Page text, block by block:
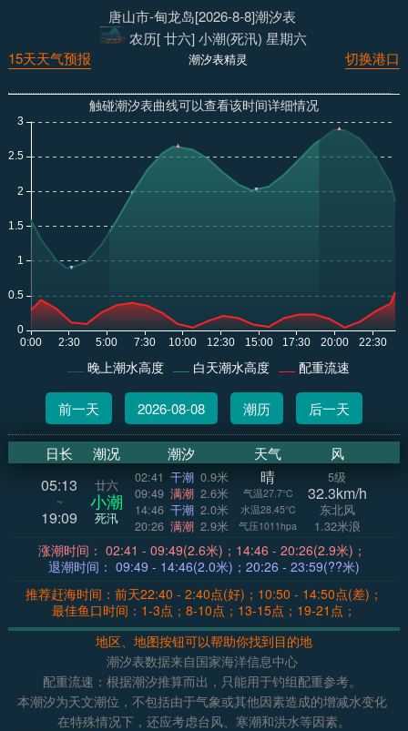
唐山市-甸龙岛[2026-8-8]潮汐表
农历[ 廿六] 小潮(死汛) 星期六
切换港口
潮汐表精灵
15天天气预报
触碰潮汐表曲线可以查看该时间详细情况
晚上潮水高度 白天潮水高度 配重流速
前一天 2026-08-08 潮历 后一天
日长 潮况 潮汐 天气 风
05:13
~
19:09
廿六
小潮
死汛
02:41 干潮 0.9米
09:49 满潮 2.6米
14:46 干潮 2.0米
20:26 满潮 2.9米
晴
气温27.7°C
水温28.45°C
气压1011hpa
5级
32.3km/h
东北风
1.32米浪
涨潮时间： 02:41 - 09:49(2.6米)；14:46 - 20:26(2.9米)；
退潮时间： 09:49 - 14:46(2.0米)；20:26 - 23:59(??米)
推荐赶海时间：前天22:40 - 2:40点(好)；10:50 - 14:50点(差)；
最佳鱼口时间：1-3点；8-10点；13-15点；19-21点；
地区、地图按钮可以帮助你找到目的地
潮汐表数据来自国家海洋信息中心
配重流速：根据潮汐推算而出，只能用于钓组配重参考。
本潮汐为天文潮位，不包括由于气象或其他因素造成的增减水变化
在特殊情况下，还应考虑台风、寒潮和洪水等因素。